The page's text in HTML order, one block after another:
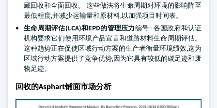
藏回收和全面回收。 这些做法将生命周期对环境的影响降至
最低程度,并减少运输量和原材料,以加强项目时间表。
生命周期评估(LCA)和EPD的管理压力编号 : 各国政府和认证
机构要求它们使用环境产品宣言和道路材料生命周期评估。
这种趋势正在促使区域行动方案的生产者衡量环境绩效,这为
区域行动方案提供了竞争优势,因为它具有较低的碳足迹和废
物足迹。
回收的Asphart铺面市场分析